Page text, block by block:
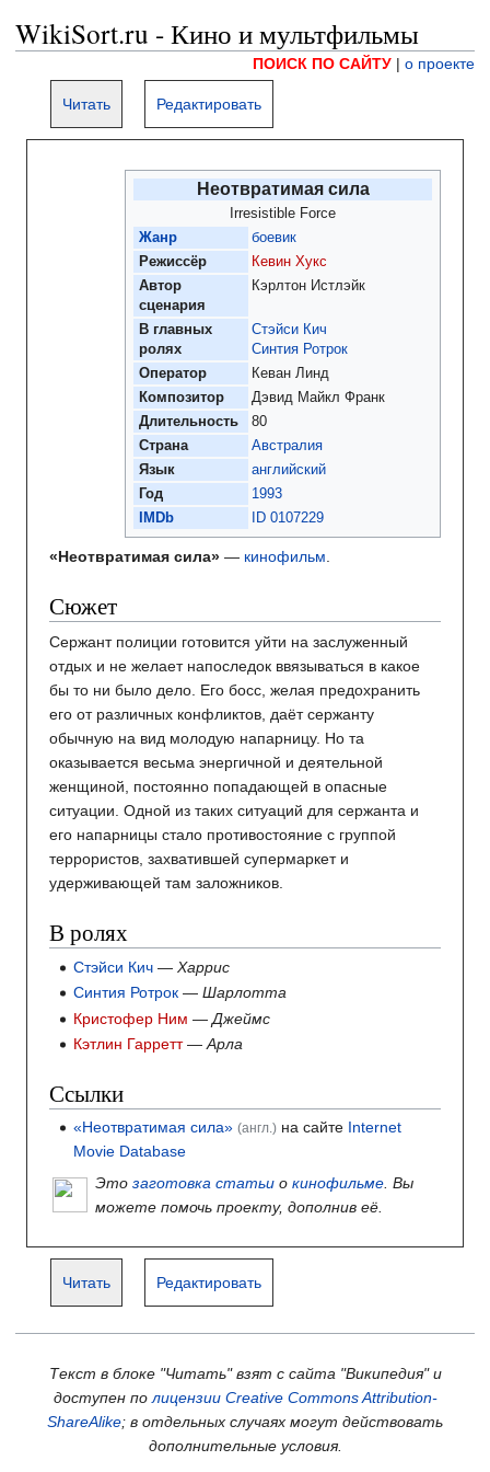
WikiSort.ru - Кино и мультфильмы
ПОИСК ПО САЙТУ | о проекте
Читать Редактировать
Неотвратимая сила
Irresistible Force
Жанр
боевик
Режиссёр
Кевин Хукс
Автор
сценария
Кэрлтон Истлэйк
В главных
ролях
Стэйси Кич
Синтия Ротрок
Оператор
Кеван Линд
Композитор
Дэвид Майкл Франк
Длительность
80
Страна
Австралия
Язык
английский
Год
1993
IMDb
ID 0107229
«Неотвратимая сила» — кинофильм.
Сюжет
Сержант полиции готовится уйти на заслуженный
отдых и не желает напоследок ввязываться в какое
бы то ни было дело. Его босс, желая предохранить
его от различных конфликтов, даёт сержанту
обычную на вид молодую напарницу. Но та
оказывается весьма энергичной и деятельной
женщиной, постоянно попадающей в опасные
ситуации. Одной из таких ситуаций для сержанта и
его напарницы стало противостояние с группой
террористов, захватившей супермаркет и
удерживающей там заложников.
В ролях
Стэйси Кич —Харрис
Синтия Ротрок —Шарлотта
Кристофер Ним —Джеймс
Кэтлин Гарретт—Арла
Ссылки
«Неотвратимая сила» (англ.) на сайте Internet
Movie Database
Это заготовка статьи о кинофильме . Вы
можете помочь проекту, дополнив её.
Читать Редактировать
Текст в блоке "Читать" взят с сайта "Википедия" и
доступен по лицензии Creative Commons Attribution-
ShareAlike; в отдельных случаях могут действовать
дополнительные условия.